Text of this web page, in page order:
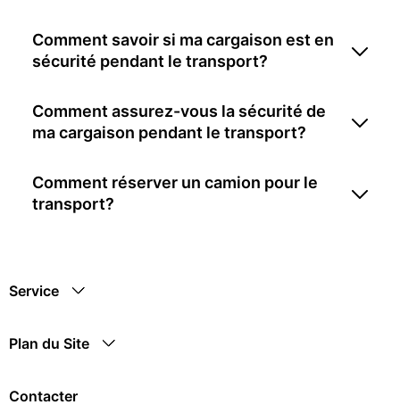
Comment savoir si ma cargaison est en
sécurité pendant le transport?
Comment assurez-vous la sécurité de
ma cargaison pendant le transport?
Comment réserver un camion pour le
transport?
Service
Plan du Site
Contacter